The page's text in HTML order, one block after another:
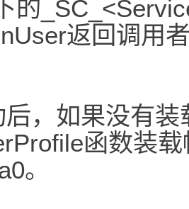
的
返回调用
，如果没有
函数装
。